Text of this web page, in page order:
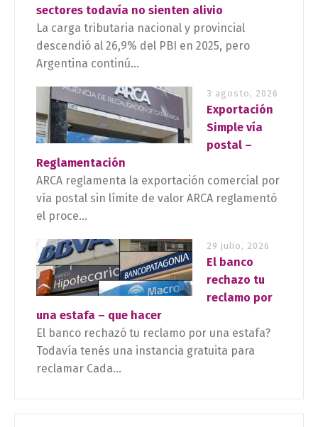
sectores todavía no sienten alivio
La carga tributaria nacional y provincial
descendió al 26,9% del PBI en 2025, pero
Argentina continú...
3 agosto, 2026
Exportación
Simple vía
postal –
Reglamentación
ARCA reglamenta la exportación comercial por
vía postal sin límite de valor ARCA reglamentó
el proce...
29 julio, 2026
El banco
rechazo tu
reclamo por
una estafa – que hacer
El banco rechazó tu reclamo por una estafa?
Todavía tenés una instancia gratuita para
reclamar Cada...